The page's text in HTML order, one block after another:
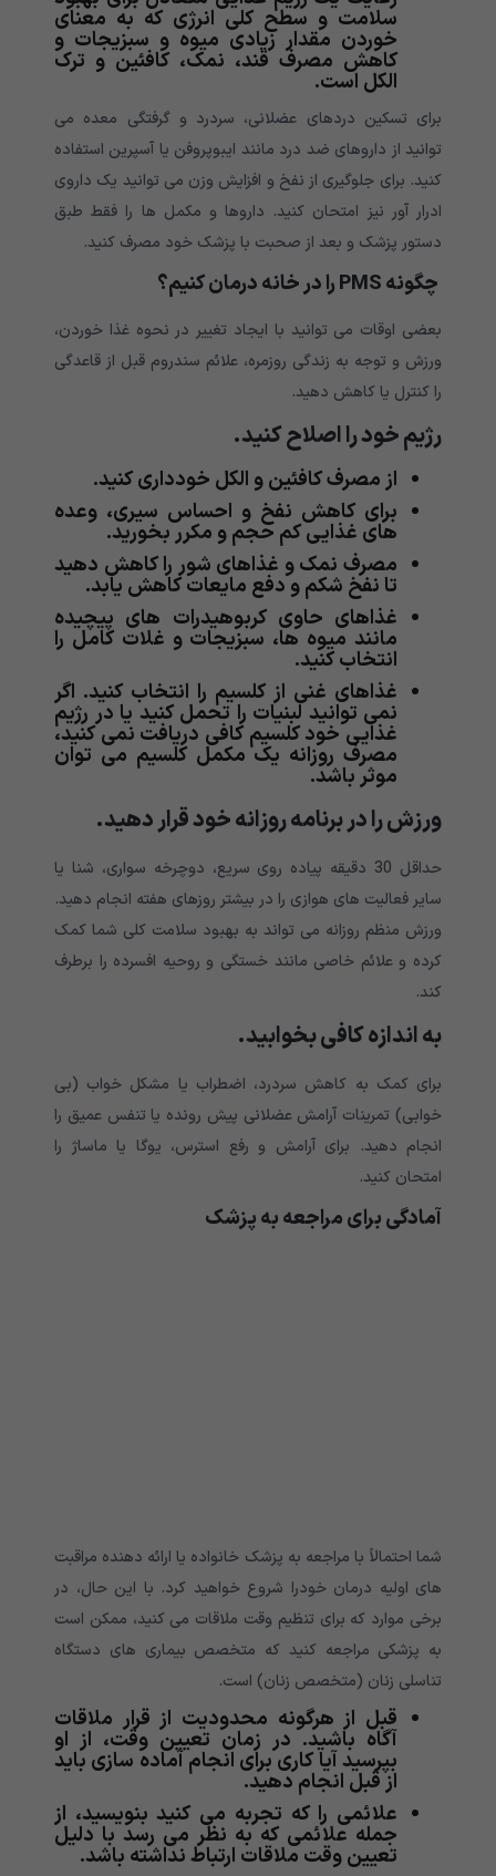
سلامت و سطح کلی انرژی که به معنای
خوردن مقدار زیادی میوه و سبزیجات و
کاهش مصرف قند، نمک، کافئین و ترک
الکل است.
برای تسکین دردهای عضلانی، سردرد و گرفتگی معده می
توانید از داروهای ضد درد مانند ایبوپروفن یا آسپرین استفاده
کنید. برای جلوگیری از نفخ و افزایش وزن می توانید یک داروی
ادرار آور نیز امتحان کنید. داروها و مکمل ها را فقط طبق
دستور پزشک و بعد از صحبت با پزشک خود مصرف کنید.
چگونه PMS را در خانه درمان کنیم؟
بعضی اوقات می توانید با ایجاد تغییر در نحوه غذا خوردن،
ورزش و توجه به زندگی روزمره، علائم سندروم قبل از قاعدگی
را کنترل یا کاهش دهید.
رژیم خود را اصلاح کنید.
از مصرف کافئین و الکل خودداری کنید.
برای کاهش نفخ و احساس سیری، وعده
های غذایی کم حجم و مکرر بخورید.
مصرف نمک و غذاهای شور را کاهش دهید
تا نفخ شکم و دفع مایعات کاهش یابد.
غذاهای حاوی کربوهیدرات های پیچیده
مانند میوه ها، سبزیجات و غلات کامل را
انتخاب کنید.
غذاهای غنی از کلسیم را انتخاب کنید. اگر
نمی توانید لبنیات را تحمل کنید یا در رژیم
غذایی خود کلسیم کافی دریافت نمی کنید،
مصرف روزانه یک مکمل کلسیم می توان
موثر باشد.
ورزش را در برنامه روزانه خود قرار دهید.
حداقل 30 دقیقه پیاده روی سریع، دوچرخه سواری، شنا یا
سایر فعالیت های هوازی را در بیشتر روزهای هفته انجام دهید.
ورزش منظم روزانه می تواند به بهبود سلامت کلی شما کمک
کرده و علائم خاصی مانند خستگی و روحیه افسرده را برطرف
کند.
به اندازه کافی بخوابید.
برای کمک به کاهش سردرد، اضطراب یا مشکل خواب (بی
خوابی) تمرینات آرامش عضلانی پیش رونده یا تنفس عمیق را
انجام دهید. برای آرامش و رفع استرس، یوگا یا ماساژ را
امتحان کنید.
آمادگی برای مراجعه به پزشک
شما احتمالاً با مراجعه به پزشک خانواده یا ارائه دهنده مراقبت
های اولیه درمان خودرا شروع خواهید کرد. با این حال، در
برخی موارد که برای تنظیم وقت ملاقات می کنید، ممکن است
به پزشکی مراجعه کنید که متخصص بیماری های دستگاه
تناسلی زنان (متخصص زنان) است.
قبل از هرگونه محدودیت از قرار ملاقات
آگاه باشید. در زمان تعیین وقت، از او
بپرسید آیا کاری برای انجام آماده سازی باید
از قبل انجام دهید.
علائمی را که تجربه می کنید بنویسید، از
جمله علائمی که به نظر می رسد با دلیل
تعیین وقت ملاقات ارتباط نداشته باشد.